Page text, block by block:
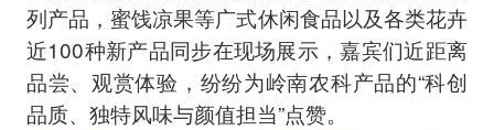
列产品，蜜饯凉果等广式休闲食品以及各类花卉
近100种新产品同步在现场展示，嘉宾们近距离
品尝、观赏体验，纷纷为岭南农科产品的“科创
品质、独特风味与颜值担当”点赞。